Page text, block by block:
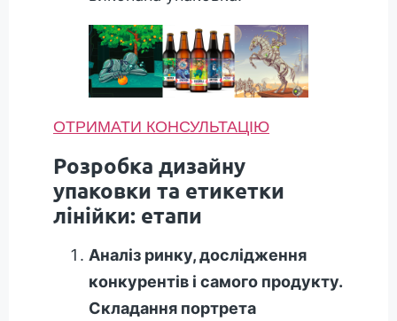
ОТРИМАТИ КОНСУЛЬТАЦІЮ
Розробка дизайну
упаковки та етикетки
лінійки: етапи
Аналіз ринку, дослідження
конкурентів і самого продукту.
Складання портрета